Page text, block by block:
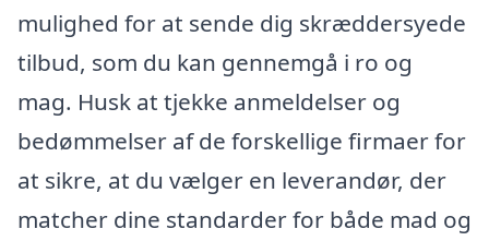
mulighed for at sende dig skræddersyede
tilbud, som du kan gennemgå i ro og
mag. Husk at tjekke anmeldelser og
bedømmelser af de forskellige firmaer for
at sikre, at du vælger en leverandør, der
matcher dine standarder for både mad og